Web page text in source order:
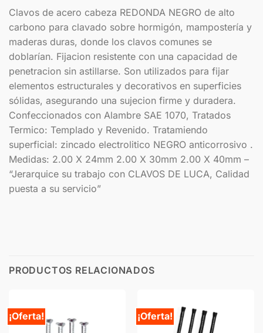
Clavos de acero cabeza REDONDA NEGRO de alto
carbono para clavado sobre hormigón, mampostería y
maderas duras, donde los clavos comunes se
doblarían. Fijacion resistente con una capacidad de
penetracion sin astillarse. Son utilizados para fijar
elementos estructurales y decorativos en superficies
sólidas, asegurando una sujecion firme y duradera.
Confeccionados con Alambre SAE 1070, Tratados
Termico: Templado y Revenido. Tratamiendo
superficial: zincado electrolitico NEGRO anticorrosivo .
Medidas: 2.00 X 24mm 2.00 X 30mm 2.00 X 40mm –
“Jerarquice su trabajo con CLAVOS DE LUCA, Calidad
puesta a su servicio”
PRODUCTOS RELACIONADOS
¡Oferta! ¡Oferta!